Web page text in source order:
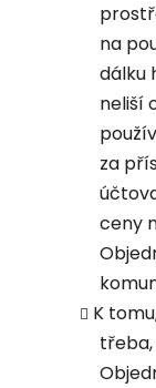
na
dálku
neliší
za
ceny
K